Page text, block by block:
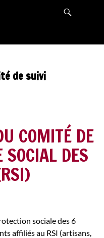
de suivi
COMITÉ DE
DES
sociale des 6
affiliés au RSI (artisans,